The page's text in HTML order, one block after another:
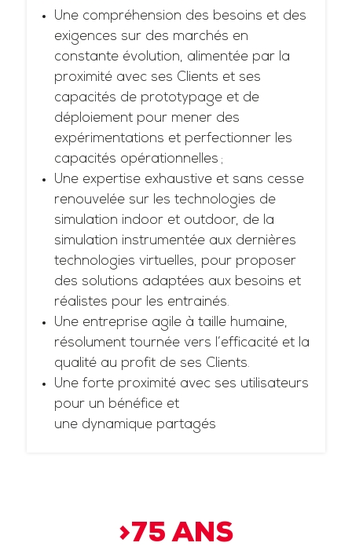
Une compréhension des besoins et des
exigences sur des marchés en
constante évolution, alimentée par la
proximité avec ses Clients et ses
capacités de prototypage et de
déploiement pour mener des
expérimentations et perfectionner les
capacités opérationnelles ;
Une expertise exhaustive et sans cesse
renouvelée sur les technologies de
simulation indoor et outdoor, de la
simulation instrumentée aux dernières
technologies virtuelles, pour proposer
des solutions adaptées aux besoins et
réalistes pour les entrainés.
Une entreprise agile à taille humaine,
résolument tournée vers l’efficacité et la
qualité au profit de ses Clients.
Une forte proximité avec ses utilisateurs
pour un bénéfice et
une dynamique partagés
>75 ANS